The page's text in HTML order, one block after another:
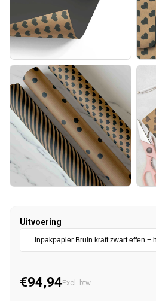
Uitvoering
Normale prijs
€94,94 Excl. btw